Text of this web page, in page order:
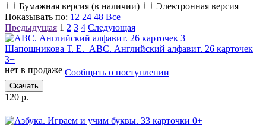
Бумажная версия (в наличии)
Электронная версия
Показывать по: 12 24 48 Все
Предыдущая 1 2 3 4 Следующая
Шапошникова Т. Е. ABC. Английский алфавит. 26 карточек
3+
нет в продаже Сообщить о поступлении
Скачать
120 р.